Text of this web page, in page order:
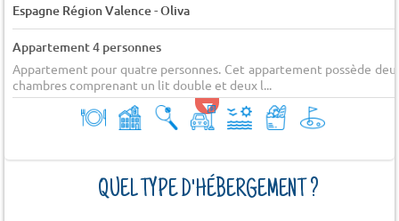
Espagne Région Valence-Oliva
Appartement 4 personnes
Appartement pour quatre personnes. Cet appartement possède
chambres comprenant un lit double et deux l...
QUEL TYPE D'HÉBERGEMENT ?